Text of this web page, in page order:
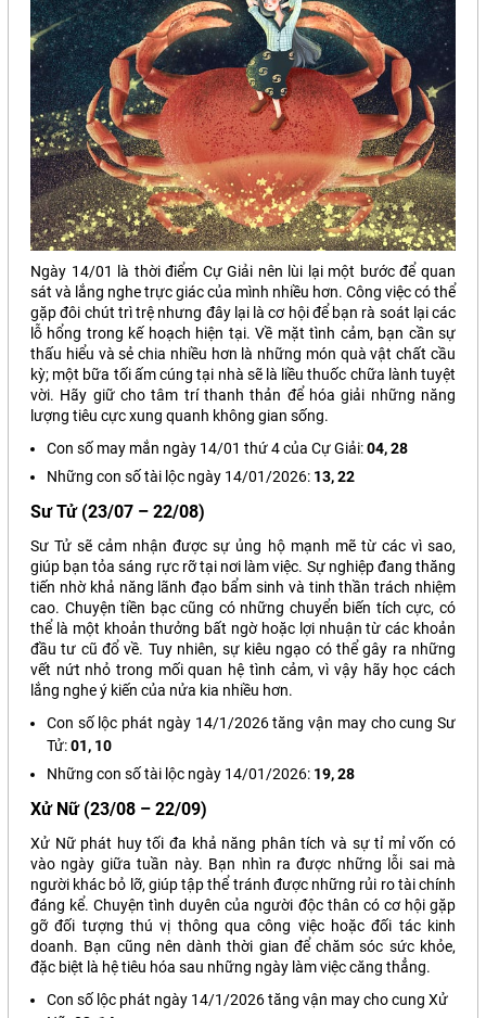
Ngày 14/01 là thời điểm Cự Giải nên lùi lại một bước để quan
sát và lắng nghe trực giác của mình nhiều hơn. Công việc có thể
gặp đôi chút trì trệ nhưng đây lại là cơ hội để bạn rà soát lại các
lỗ hổng trong kế hoạch hiện tại. Về mặt tình cảm, bạn cần sự
thấu hiểu và sẻ chia nhiều hơn là những món quà vật chất cầu
kỳ; một bữa tối ấm cúng tại nhà sẽ là liều thuốc chữa lành tuyệt
vời. Hãy giữ cho tâm trí thanh thản để hóa giải những năng
lượng tiêu cực xung quanh không gian sống.
Con số may mắn ngày 14/01 thứ 4 của Cự Giải:04, 28
Những con số tài lộc ngày 14/01/2026: 13, 22
Sư Tử (23/07 – 22/08)
Sư Tử sẽ cảm nhận được sự ủng hộ mạnh mẽ từ các vì sao,
giúp bạn tỏa sáng rực rỡ tại nơi làm việc. Sự nghiệp đang thăng
tiến nhờ khả năng lãnh đạo bẩm sinh và tinh thần trách nhiệm
cao. Chuyện tiền bạc cũng có những chuyển biến tích cực, có
thể là một khoản thưởng bất ngờ hoặc lợi nhuận từ các khoản
đầu tư cũ đổ về. Tuy nhiên, sự kiêu ngạo có thể gây ra những
vết nứt nhỏ trong mối quan hệ tình cảm, vì vậy hãy học cách
lắng nghe ý kiến của nửa kia nhiều hơn.
Con số lộc phát ngày 14/1/2026 tăng vận may cho cung Sư
Tử:01, 10
Những con số tài lộc ngày 14/01/2026: 19, 28
Xử Nữ (23/08 – 22/09)
Xử Nữ phát huy tối đa khả năng phân tích và sự tỉ mỉ vốn có
vào ngày giữa tuần này. Bạn nhìn ra được những lỗi sai mà
người khác bỏ lỡ, giúp tập thể tránh được những rủi ro tài chính
đáng kể. Chuyện tình duyên của người độc thân có cơ hội gặp
gỡ đối tượng thú vị thông qua công việc hoặc đối tác kinh
doanh. Bạn cũng nên dành thời gian để chăm sóc sức khỏe,
đặc biệt là hệ tiêu hóa sau những ngày làm việc căng thẳng.
Con số lộc phát ngày 14/1/2026 tăng vận may cho cung Xử